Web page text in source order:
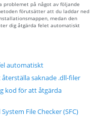
problemet på något av följande
förutsätter att du laddar ned
medan den
dig åtgärda felet automatiskt
automatiskt
saknade .dll-filer
kod för att åtgärda
File Checker (SFC)